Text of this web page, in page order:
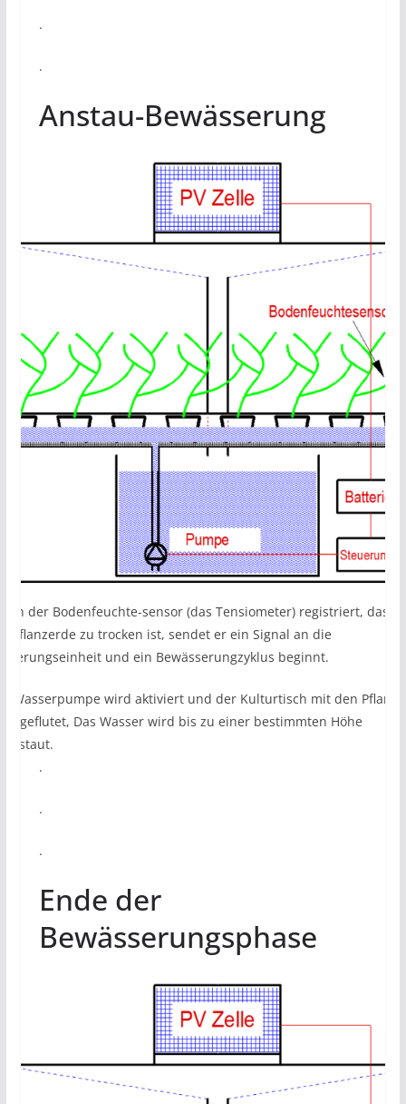
.
.
Anstau-Bewässerung
der Bodenfeuchte-sensor (das Tensiometer) registriert, dass
Pflanzerde zu trocken ist, sendet er ein Signal an die
und ein Bewässerungzyklus beginnt.
Wasserpumpe wird aktiviert und der Kulturtisch mit den
geflutet, Das Wasser wird bis zu einer bestimmten Höhe
.
.
.
Ende der
Bewässerungsphase